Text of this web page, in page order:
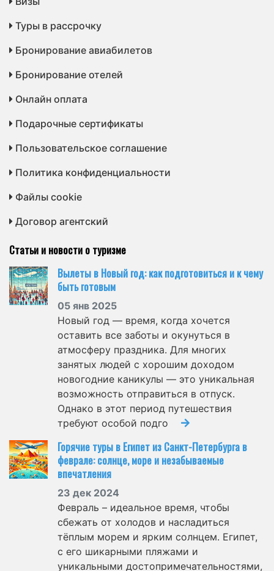
Туры в рассрочку
Бронирование авиабилетов
Бронирование отелей
Онлайн оплата
Подарочные сертификаты
Пользовательское соглашение
Политика конфиденциальности
Файлы cookie
Договор агентский
Статьи и новости о туризме
Вылеты в Новый год: как подготовиться и к чему
быть готовым
05 янв 2025
Новый год — время, когда хочется
оставить все заботы и окунуться в
атмосферу праздника. Для многих
занятых людей с хорошим доходом
новогодние каникулы — это уникальная
возможность отправиться в отпуск.
Однако в этот период путешествия
требуют особой подго
Горячие туры в Египет из Санкт-Петербурга в
феврале: солнце, море и незабываемые
впечатления
23 дек 2024
Февраль – идеальное время, чтобы
сбежать от холодов и насладиться
тёплым морем и ярким солнцем. Египет,
с его шикарными пляжами и
уникальными достопримечательностями,